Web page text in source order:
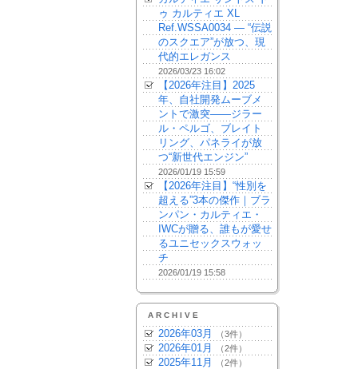
ゥ カルティエ XL
Ref.WSSA0034 — “伝説
のスクエア”が放つ、現
代的エレガンス
2026/03/23 16:02
【2026年注目】2025
年、自社開発ムーブメ
ントで激突——ジラー
ル・ペルゴ、ブレイト
リング、パネライが放
つ“新世代エンジン”
2026/01/19 15:59
【2026年注目】“性別を
超える”3本の傑作｜ブラ
ンパン・カルティエ・
IWCが贈る、誰もが愛せ
るユニセックスウォッ
チ
2026/01/19 15:58
ARCHIVE
2026年03月 （3件）
2026年01月 （2件）
2025年11月 （2件）